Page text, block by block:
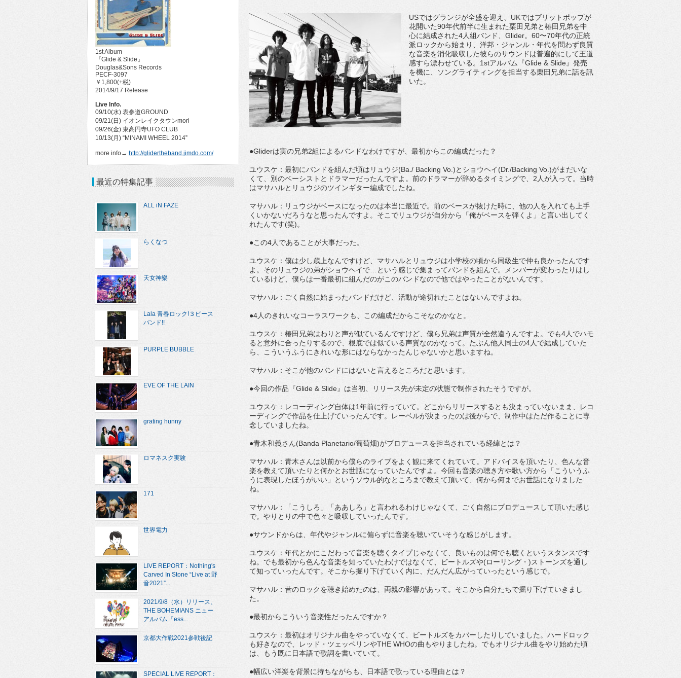
USではグランジが全盛を迎え、UKではブリットポップが
花開いた90年代前半に生まれた栗田兄弟と椿田兄弟を中
心に結成された4人組バンド、Glider。60〜70年代の正統
派ロックから始まり、洋邦・ジャンル・年代を問わず良質
な音楽を消化吸収した彼らのサウンドは普遍的にして王道
感すら漂わせている。1stアルバム『Glide & Slide』発売
を機に、ソングライティングを担当する栗田兄弟に話を訊
いた。
●Gliderは実の兄弟2組によるバンドなわけですが、最初からこの編成だった？
ユウスケ：最初にバンドを組んだ頃はリュウジ(Ba./ Backing Vo.)とショウヘイ(Dr./Backing Vo.)がまだいな
くて、別のベーシストとドラマーだったんですよ。前のドラマーが辞めるタイミングで、2人が入って。当時
はマサハルとリュウジのツインギター編成でしたね。
マサハル：リュウジがベースになったのは本当に最近で。前のベースが抜けた時に、他の人を入れても上手
くいかないだろうなと思ったんですよ。そこでリュウジが自分から「俺がベースを弾くよ」と言い出してく
れたんです(笑)。
●この4人であることが大事だった。
ユウスケ：僕は少し歳上なんですけど、マサハルとリュウジは小学校の頃から同級生で仲も良かったんです
よ。そのリュウジの弟がショウヘイで…という感じで集まってバンドを組んで。メンバーが変わったりはし
ているけど、僕らは一番最初に組んだのがこのバンドなので他ではやったことがないんです。
マサハル：ごく自然に始まったバンドだけど、活動が途切れたことはないんですよね。
●4人のきれいなコーラスワークも、この編成だからこそなのかなと。
ユウスケ：椿田兄弟はわりと声が似ているんですけど、僕ら兄弟は声質が全然違うんですよ。でも4人でハモ
ると意外に合ったりするので、根底では似ている声質なのかなって。たぶん他人同士の4人で結成していた
ら、こういうふうにきれいな形にはならなかったんじゃないかと思いますね。
マサハル：そこが他のバンドにはないと言えるところだと思います。
●今回の作品『Glide & Slide』は当初、リリース先が未定の状態で制作されたそうですが。
ユウスケ：レコーディング自体は1年前に行っていて。どこからリリースするとも決まっていないまま、レコ
ーディングで作品を仕上げていったんです。レーベルが決まったのは後からで、制作中はただ作ることに専
念していましたね。
●青木和義さん(Banda Planetario/葡萄畑)がプロデュースを担当されている経緯とは？
マサハル：青木さんは以前から僕らのライブをよく観に来てくれていて。アドバイスを頂いたり、色んな音
楽を教えて頂いたりと何かとお世話になっていたんですよ。今回も音楽の聴き方や歌い方から「こういうふ
うに表現したほうがいい」というソウル的なところまで教えて頂いて、何から何までお世話になりました
ね。
マサハル：「こうしろ」「ああしろ」と言われるわけじゃなくて、ごく自然にプロデュースして頂いた感じ
で。やりとりの中で色々と吸収していったんです。
●サウンドからは、年代やジャンルに偏らずに音楽を聴いていそうな感じがします。
ユウスケ：年代とかにこだわって音楽を聴くタイプじゃなくて、良いものは何でも聴くというスタンスです
ね。でも最初から色んな音楽を知っていたわけではなくて、ビートルズや(ローリング・)ストーンズを通し
て知っていったんです。そこから掘り下げていく内に、だんだん広がっていったという感じで。
マサハル：昔のロックを聴き始めたのは、両親の影響があって。そこから自分たちで掘り下げていきまし
た。
●最初からこういう音楽性だったんですか？
ユウスケ：最初はオリジナル曲をやっていなくて、ビートルズをカバーしたりしていました。ハードロック
も好きなので、レッド・ツェッペリンやTHE WHOの曲もやりましたね。でもオリジナル曲をやり始めた頃
は、もう既に日本語で歌詞を書いていて。
●幅広い洋楽を背景に持ちながらも、日本語で歌っている理由とは？
1st Album
『Glide & Slide』
Douglas&Sons Records
PECF-3097
￥1,800(+税)
2014/9/17 Release
Live Info.
09/10(水) 表参道GROUND
09/21(日) イオンレイクタウンmori
09/26(金) 東高円寺UFO CLUB
10/13(月) “MINAMI WHEEL 2014”
more info→ http://glidertheband.jimdo.com/
最近の特集記事
ALL iN FAZE
らくなつ
天女神樂
Lala 青春ロック!３ピース
バンド!!
PURPLE BUBBLE
EVE OF THE LAIN
grating hunny
ロマネスク実験
171
世界電力
LIVE REPORT：Nothing's
Carved In Stone “Live at 野
音2021”...
2021/9/8（水）リリース、
THE BOHEMIANS ニュー
アルバム『ess...
京都大作戦2021参戦後記
SPECIAL LIVE REPORT：